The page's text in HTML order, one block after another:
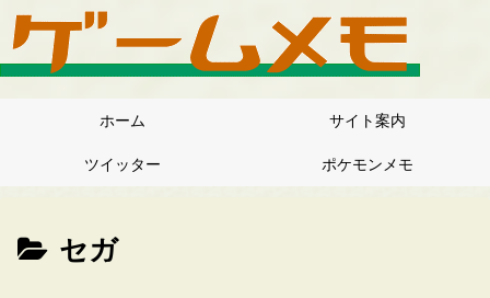
ホーム サイト案内
ツイッター ポケモンメモ
セガ